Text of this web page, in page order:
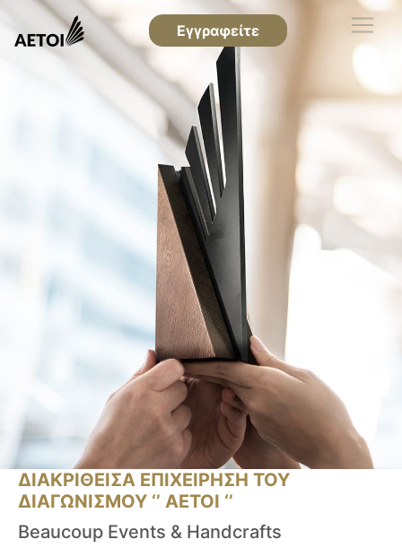
Εγγραφείτε
ΔΙΑΚΡΙΘΕΙΣΑ ΕΠΙΧΕΙΡΗΣΗ ΤΟΥ
ΔΙΑΓΩΝΙΣΜΟΥ ‘’ ΑΕΤΟΙ ‘’
Beaucoup Events & Handcrafts